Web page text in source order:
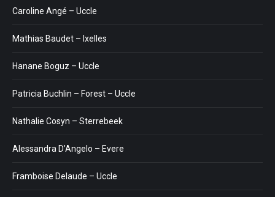
Caroline Angé – Uccle
Mathias Baudet – Ixelles
Hanane Boguz – Uccle
Patricia Buchlin – Forest – Uccle
Nathalie Cosyn – Sterrebeek
Alessandra D’Angelo – Evere
Framboise Delaude – Uccle